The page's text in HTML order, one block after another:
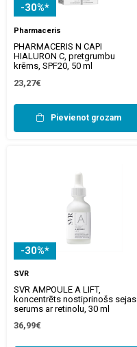
-30%*
Pharmaceris
PHARMACERIS N CAPI
HIALURON C, pretgrumbu
krēms, SPF20, 50 ml
23,27€
Pievienot grozam
-30%*
SVR
SVR AMPOULE A LIFT,
koncentrēts nostiprinošs sejas
serums ar retinolu, 30 ml
36,99€